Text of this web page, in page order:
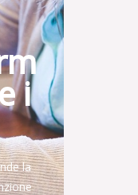
i
la